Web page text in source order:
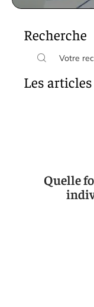
Recherche
Les
Quelle